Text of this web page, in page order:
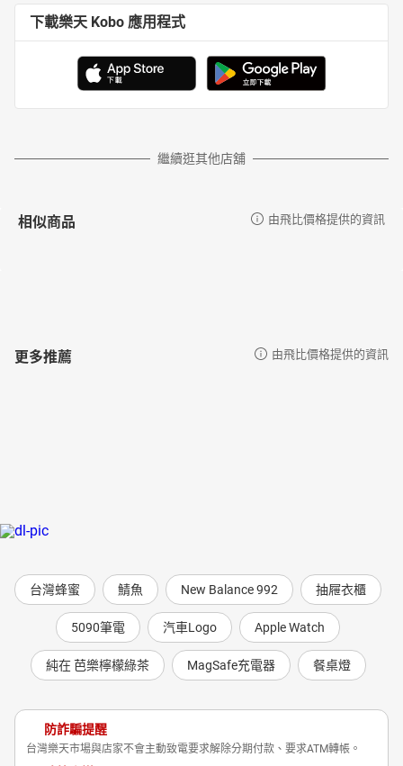
下載樂天 Kobo 應用程式
繼續逛其他店舖
相似商品 由飛比價格提供的資訊
更多推薦 由飛比價格提供的資訊
台灣蜂蜜 鯖魚 New Balance 992 抽屜衣櫃
5090筆電 汽車Logo Apple Watch
純在 芭樂檸檬綠茶 MagSafe充電器 餐桌燈
防詐騙提醒
台灣樂天市場與店家不會主動致電要求解除分期付款、要求ATM轉帳。